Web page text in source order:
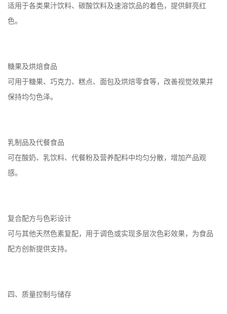
适用于各类果汁饮料、碳酸饮料及速溶饮品的着色，提供鲜亮红
色。
糖果及烘焙食品
可用于糖果、巧克力、糕点、面包及烘焙零食等，改善视觉效果并
保持均匀色泽。
乳制品及代餐食品
可在酸奶、乳饮料、代餐粉及营养配料中均匀分散，增加产品观
感。
复合配方与色彩设计
可与其他天然色素复配，用于调色或实现多层次色彩效果，为食品
配方创新提供支持。
四、质量控制与储存